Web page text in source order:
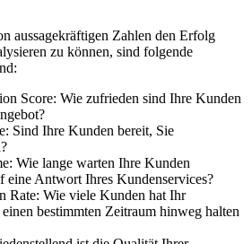
aussagekräftigen Zahlen den Erfolg
zu können, sind folgende
Score: Wie zufrieden sind Ihre Kunden
Sind Ihre Kunden bereit, Sie
Wie lange warten Ihre Kunden
eine Antwort Ihres Kundenservices?
Rate: Wie viele Kunden hat Ihr
bestimmten Zeitraum hinweg halten